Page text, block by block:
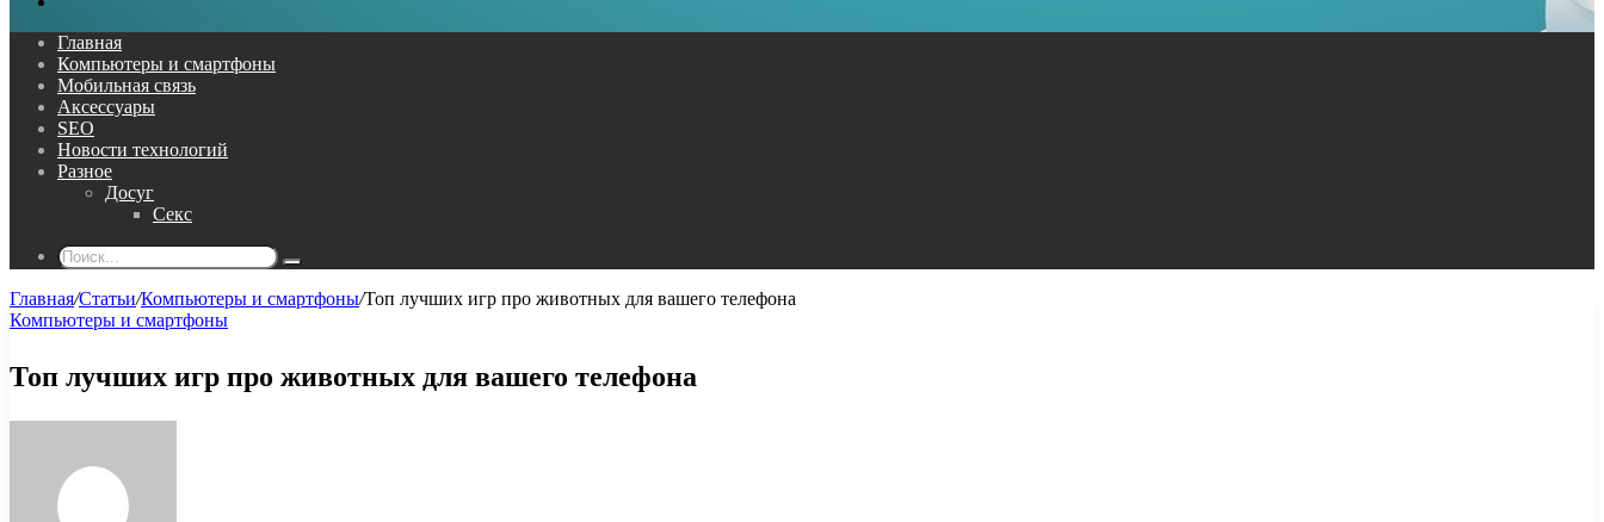
Главная
Компьютеры и смартфоны
Мобильная связь
Аксессуары
SEO
Новости технологий
Разное
Досуг
Секс
Поиск...
Главная/Статьи/Компьютеры и смартфоны/Топ лучших игр про животных для вашего телефона
Компьютеры и смартфоны
Топ лучших игр про животных для вашего телефона